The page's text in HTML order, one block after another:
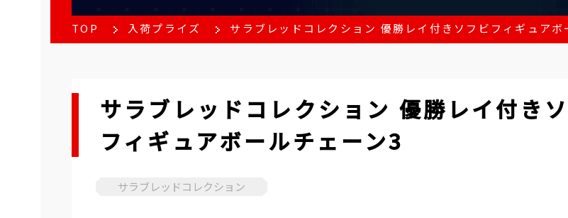
TOP 入荷プライズ サラブレッドコレクション 優勝レイ付きソフビフィギュアボ
サラブレッドコレクション 優勝レイ付き
フィギュアボールチェーン3
サラブレッドコレクション